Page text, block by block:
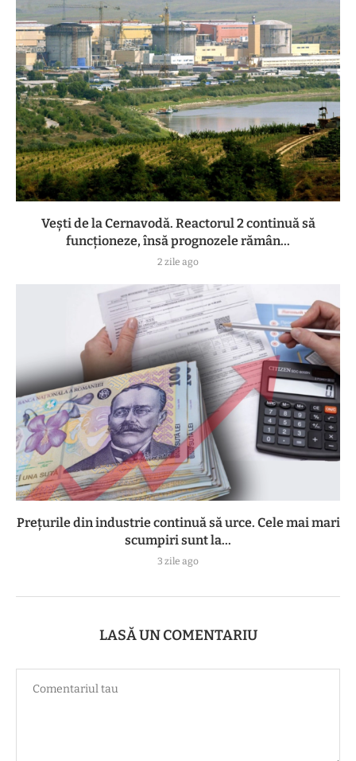
Vești de la Cernavodă. Reactorul 2 continuă să
funcționeze, însă prognozele rămân...
2 zile ago
Prețurile din industrie continuă să urce. Cele mai mari
scumpiri sunt la...
3 zile ago
LASĂ UN COMENTARIU